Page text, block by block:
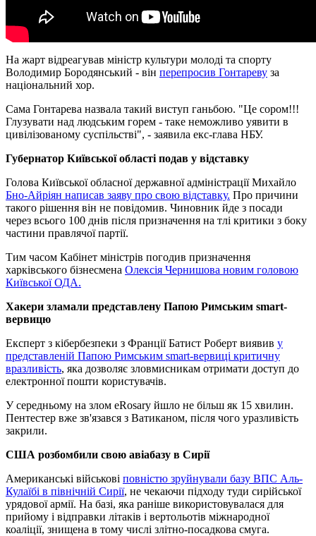
На жарт відреагував міністр культури молоді та спорту
Володимир Бородянський - він перепросив Гонтареву за
національний хор.
Сама Гонтарева назвала такий виступ ганьбою. "Це сором!!!
Глузувати над людським горем - таке неможливо уявити в
цивілізованому суспільстві", - заявила екс-глава НБУ.
Губернатор Київської області подав у відставку
Голова Київської обласної державної адміністрації Михайло
Бно-Айріян написав заяву про свою відставку. Про причини
такого рішення він не повідомив. Чиновник йде з посади
через всього 100 днів після призначення на тлі критики з боку
частини правлячої партії.
Тим часом Кабінет міністрів погодив призначення
харківського бізнесмена Олексія Чернишова новим головою
Київської ОДА.
Хакери зламали представлену Папою Римським smart-
вервицю
Експерт з кібербезпеки з Франції Батист Роберт виявив у
представленій Папою Римським smart-вервиці критичну
вразливість, яка дозволяє зловмисникам отримати доступ до
електронної пошти користувачів.
У середньому на злом eRosary йшло не більш як 15 хвилин.
Пентестер вже зв'язався з Ватиканом, після чого уразливість
закрили.
США розбомбили свою авіабазу в Сирії
Американські військові повністю зруйнували базу ВПС Аль-
Кулаїбі в північній Сирії, не чекаючи підходу туди сирійської
урядової армії. На базі, яка раніше використовувалася для
прийому і відправки літаків і вертольотів міжнародної
коаліції, знищена в тому числі злітно-посадкова смуга.